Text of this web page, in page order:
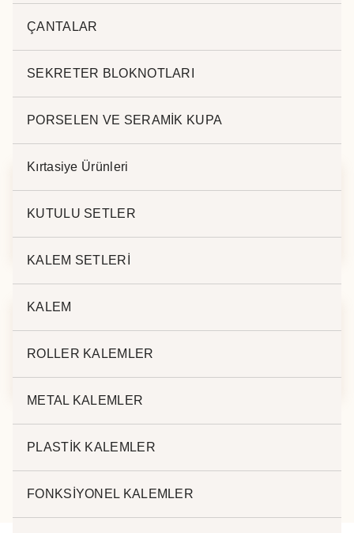
ÇANTALAR
SEKRETER BLOKNOTLARI
PORSELEN VE SERAMİK KUPA
Kırtasiye Ürünleri
KUTULU SETLER
KALEM SETLERİ
KALEM
ROLLER KALEMLER
METAL KALEMLER
PLASTİK KALEMLER
FONKSİYONEL KALEMLER
İlgili ürünler
TERMO DERİ LUX
TERMO DERİ